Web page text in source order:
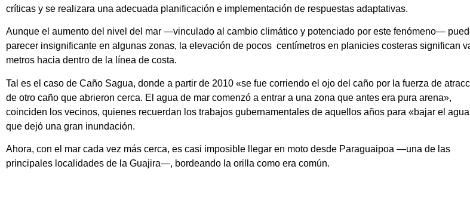
críticas y se realizara una adecuada planificación e implementación de respuestas adaptativas.
Aunque el aumento del nivel del mar —vinculado al cambio climático y potenciado por este fenómeno—
parecer insignificante en algunas zonas, la elevación de pocos centímetros en planicies costeras significan
metros hacia dentro de la línea de costa.
Tal es el caso de Caño Sagua, donde a partir de 2010 «se fue corriendo el ojo del caño por la fuerza de
de otro caño que abrieron cerca. El agua de mar comenzó a entrar a una zona que antes era pura arena»,
coinciden los vecinos, quienes recuerdan los trabajos gubernamentales de aquellos años para «bajar el
que dejó una gran inundación.
Ahora, con el mar cada vez más cerca, es casi imposible llegar en moto desde Paraguaipoa —una de las
principales localidades de la Guajira—, bordeando la orilla como era común.